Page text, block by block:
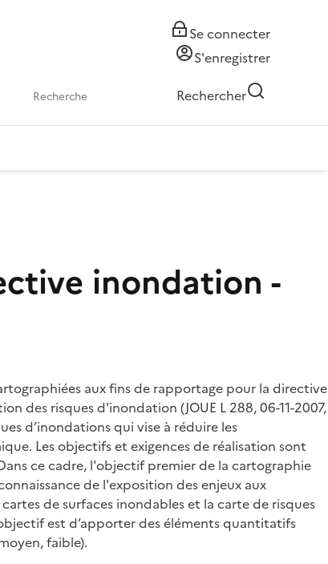
Se connecter
S'enregistrer
Rechercher
inondation -
aux fins de rapportage pour la directive
des risques d'inondation (JOUE L 288, 06-11-2007,
d’inondations qui vise à réduire les
Les objectifs et exigences de réalisation sont
ce cadre, l'objectif premier de la cartographie
de l'exposition des enjeux aux
de surfaces inondables et la carte de risques
est d’apporter des éléments quantitatifs
faible).